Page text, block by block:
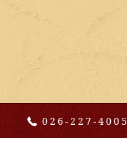
026-227-4005